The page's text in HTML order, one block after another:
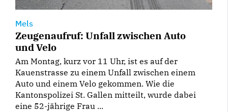
Mels
Zeugenaufruf: Unfall zwischen Auto
und Velo
Am Montag, kurz vor 11 Uhr, ist es auf der
Kauenstrasse zu einem Unfall zwischen einem
Auto und einem Velo gekommen. Wie die
Kantonspolizei St. Gallen mitteilt, wurde dabei
eine 52-jährige Frau ...